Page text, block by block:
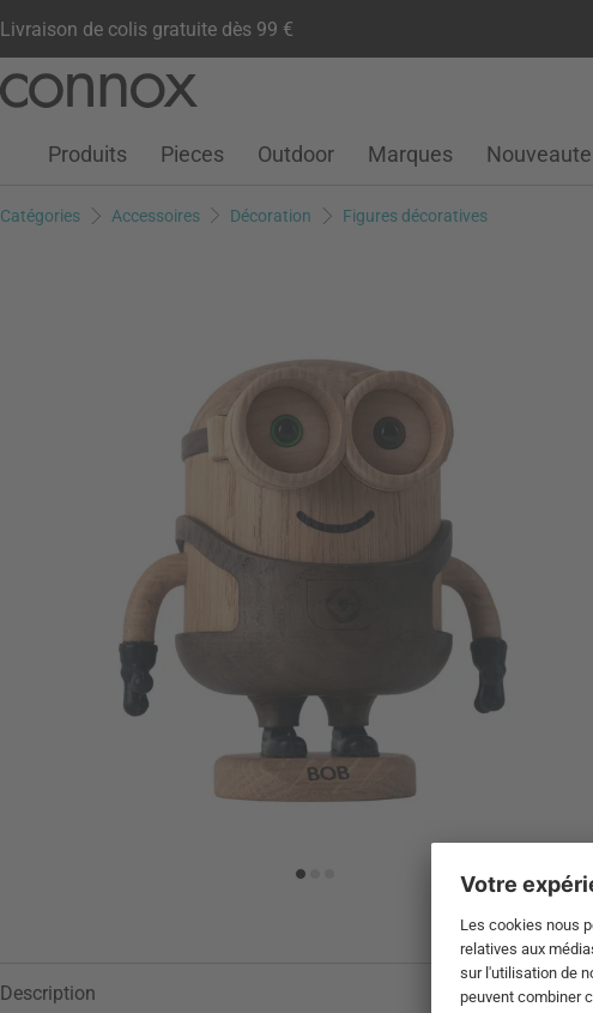
Livraison de colis gratuite dès 99 €
contenu
Compte clientListe de souhaits
Warenkorb
Produits Pieces Outdoor Marques Nouveaute
Catégories Accessoires Décoration Figures décoratives
Description